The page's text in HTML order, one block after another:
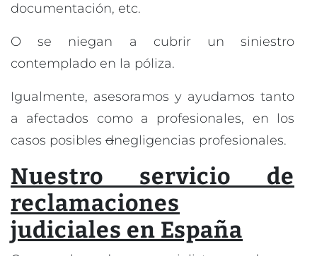
documentación, etc.
O se niegan a cubrir un siniestro
contemplado en la póliza.
Igualmente, asesoramos y ayudamos tanto
a afectados como a profesionales, en los
casos posibles dnegligencias profesionales.
Nuestro servicio de
reclamaciones
judiciales en España